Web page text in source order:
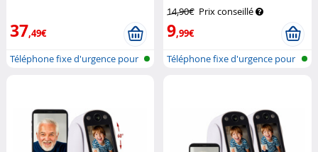
37,49€
Téléphone fixe d'urgence pour
14,90€ Prix conseillé
9,99€
Téléphone fixe d'urgence pour